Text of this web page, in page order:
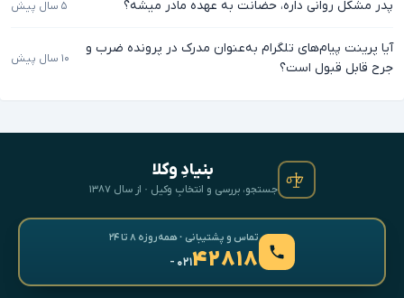
پدر مشکل روانی داره، حضانت به عهده مادر میشه؟ ۵ سال پیش
آیا پرینت پیام‌های تلگرام به‌عنوان مدرک در پرونده ضرب و
جرح قابل قبول است؟
۱۰ سال پیش
بنیادِ وکلا
جستجو، بررسی و انتخابِ وکیل · از سال ۱۳۸۷
تماس و پشتیبانی · همه‌روزه ۸ تا ۲۴
۴۲۸۱۸- ۰۲۱